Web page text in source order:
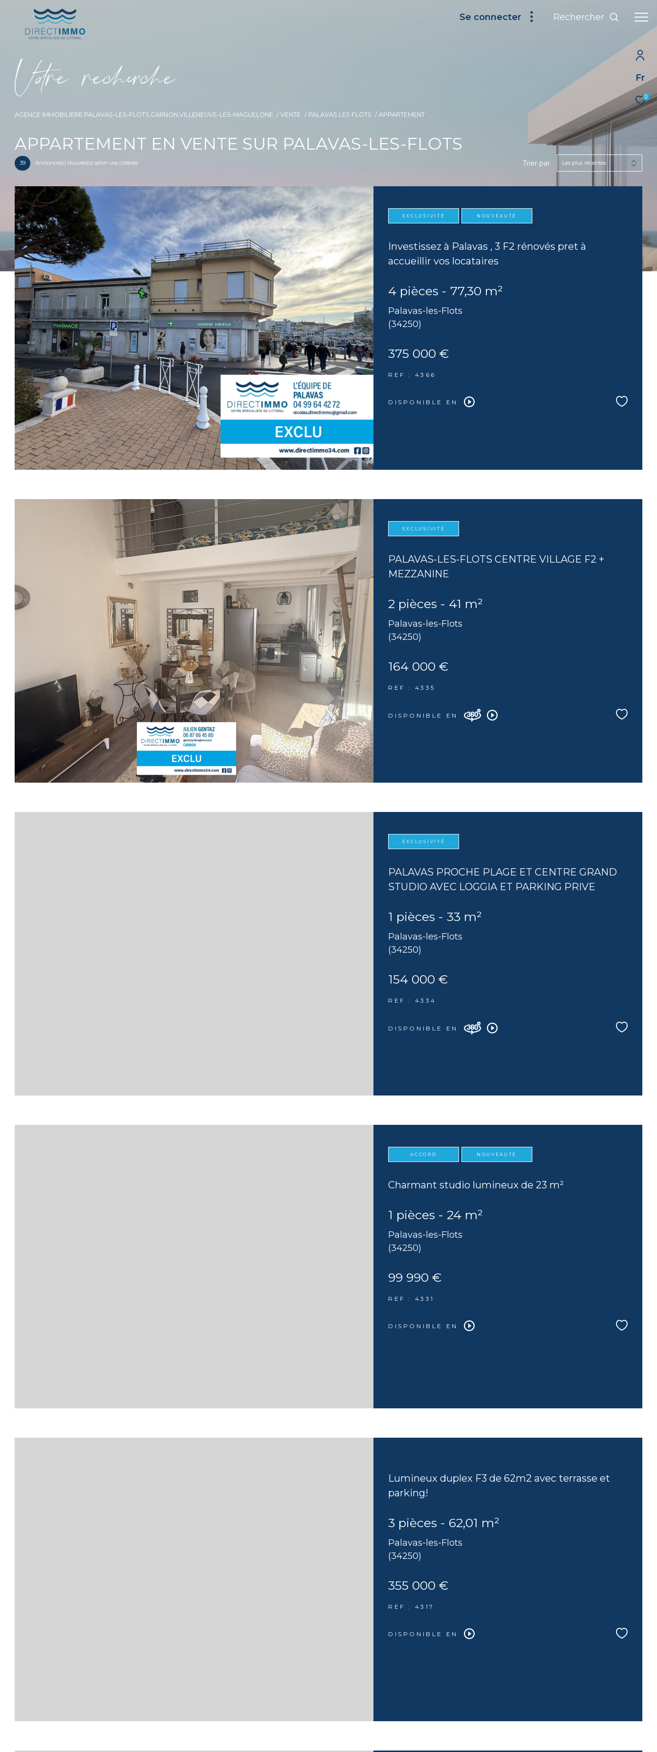
Fr
0
Se connecter Rechercher
Vore recece
AGENCE IMMOBILIÈRE PALAVAS-LES-FLOTS,CARNON,VILLENEUVE-LÈS-MAGUELONE VENTE PALAVAS LES FLOTS APPARTEMENT
APPARTEMENT EN VENTE SUR PALAVAS-LES-FLOTS
39 Annonce(s) trouvée(s) selon vos critères Trier par Les plus récentes
EXCLUSIVITÉ NOUVEAUTÉ
Investissez à Palavas , 3 F2 rénovés pret à
accueillir vos locataires
4 pièces - 77,30 m²
Palavas-les-Flots
(34250)
375 000 €
REF : 4366
DISPONIBLE EN
EXCLUSIVITÉ
PALAVAS-LES-FLOTS CENTRE VILLAGE F2 +
MEZZANINE
2 pièces - 41 m²
Palavas-les-Flots
(34250)
164 000 €
REF : 4335
DISPONIBLE EN
EXCLUSIVITÉ
PALAVAS PROCHE PLAGE ET CENTRE GRAND
STUDIO AVEC LOGGIA ET PARKING PRIVE
1 pièces - 33 m²
Palavas-les-Flots
(34250)
154 000 €
REF : 4334
DISPONIBLE EN
ACCORD NOUVEAUTÉ
Charmant studio lumineux de 23 m²
1 pièces - 24 m²
Palavas-les-Flots
(34250)
99 990 €
REF : 4331
DISPONIBLE EN
Lumineux duplex F3 de 62m2 avec terrasse et
parking!
3 pièces - 62,01 m²
Palavas-les-Flots
(34250)
355 000 €
REF : 4317
DISPONIBLE EN